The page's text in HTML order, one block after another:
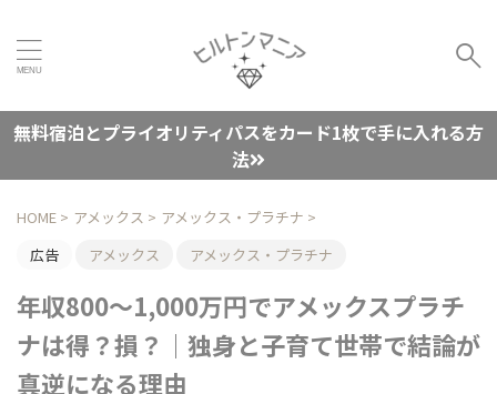
無料宿泊とプライオリティパスをカード1枚で手に入れる方
法
HOME > アメックス > アメックス・プラチナ >
広告
アメックス アメックス・プラチナ
年収800〜1,000万円でアメックスプラチ
ナは得？損？｜独身と子育て世帯で結論が
真逆になる理由